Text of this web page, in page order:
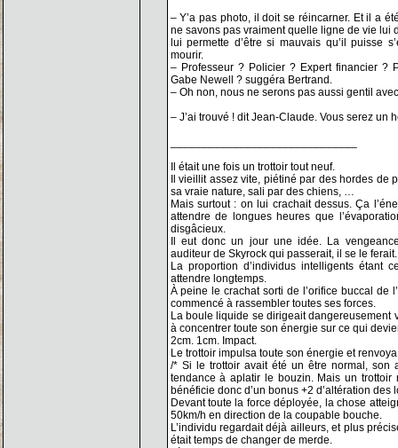
– Y’a pas photo, il doit se réincarner. Et il a
ne savons pas vraiment quelle ligne de vie lui
lui permette d’être si mauvais qu’il puisse
mourir.
– Professeur ? Policier ? Expert financier ?
Gabe Newell ? suggéra Bertrand.
– Oh non, nous ne serons pas aussi gentil
– J’ai trouvé ! dit Jean-Claude. Vous serez un
Il était une fois un trottoir tout neuf.
Il vieillit assez vite, piétiné par des hordes de
sa vraie nature, sali par des chiens, …
Mais surtout : on lui crachait dessus. Ça
attendre de longues heures que
disgâcieux.
Il eut donc un jour une idée. La
auditeur de Skyrock qui passerait, il se le ferait.
La proportion d’individus intelligents étant
attendre longtemps.
À peine le crachat sorti de l’orifice buccal de
commencé à rassembler toutes ses forces.
La boule liquide se dirigeait dangereusement
à concentrer toute son énergie sur ce qui
2cm. 1cm. Impact.
Le trottoir impulsa toute son énergie et renvoya
/* Si le trottoir avait été un être normal, son
tendance à aplatir le bouzin. Mais un trottoir
bénéficie donc d’un bonus +2 d’altération des
Devant toute la force déployée, la chose
50km/h en direction de la coupable bouche.
L’individu regardait déjà ailleurs, et plus
était temps de changer de merde.